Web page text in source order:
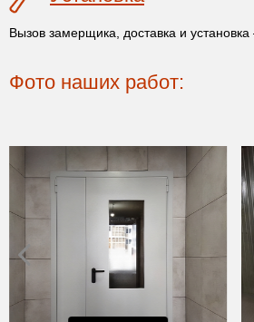
Вызов замерщика, доставка и установка
Фото наших работ: